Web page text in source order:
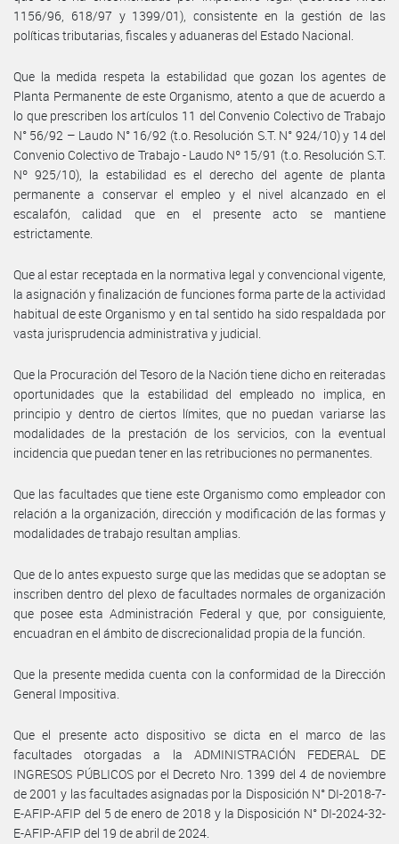
1156/96, 618/97 y 1399/01), consistente en la gestión de las
políticas tributarias, fiscales y aduaneras del Estado Nacional.
Que la medida respeta la estabilidad que gozan los agentes de
Planta Permanente de este Organismo, atento a que de acuerdo a
lo que prescriben los artículos 11 del Convenio Colectivo de Trabajo
N° 56/92 – Laudo N° 16/92 (t.o. Resolución S.T. N° 924/10) y 14 del
Convenio Colectivo de Trabajo - Laudo Nº 15/91 (t.o. Resolución S.T.
Nº 925/10), la estabilidad es el derecho del agente de planta
permanente a conservar el empleo y el nivel alcanzado en el
escalafón, calidad que en el presente acto se mantiene
estrictamente.
Que al estar receptada en la normativa legal y convencional vigente,
la asignación y finalización de funciones forma parte de la actividad
habitual de este Organismo y en tal sentido ha sido respaldada por
vasta jurisprudencia administrativa y judicial.
Que la Procuración del Tesoro de la Nación tiene dicho en reiteradas
oportunidades que la estabilidad del empleado no implica, en
principio y dentro de ciertos límites, que no puedan variarse las
modalidades de la prestación de los servicios, con la eventual
incidencia que puedan tener en las retribuciones no permanentes.
Que las facultades que tiene este Organismo como empleador con
relación a la organización, dirección y modificación de las formas y
modalidades de trabajo resultan amplias.
Que de lo antes expuesto surge que las medidas que se adoptan se
inscriben dentro del plexo de facultades normales de organización
que posee esta Administración Federal y que, por consiguiente,
encuadran en el ámbito de discrecionalidad propia de la función.
Que la presente medida cuenta con la conformidad de la Dirección
General Impositiva.
Que el presente acto dispositivo se dicta en el marco de las
facultades otorgadas a la ADMINISTRACIÓN FEDERAL DE
INGRESOS PÚBLICOS por el Decreto Nro. 1399 del 4 de noviembre
de 2001 y las facultades asignadas por la Disposición N° DI-2018-7-
E-AFIP-AFIP del 5 de enero de 2018 y la Disposición N° DI-2024-32-
E-AFIP-AFIP del 19 de abril de 2024.